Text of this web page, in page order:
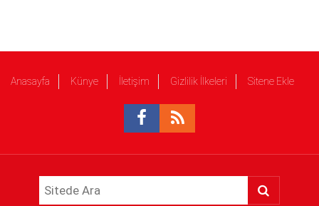
Anasayfa Künye İletişim Gizlilik İlkeleri Sitene Ekle